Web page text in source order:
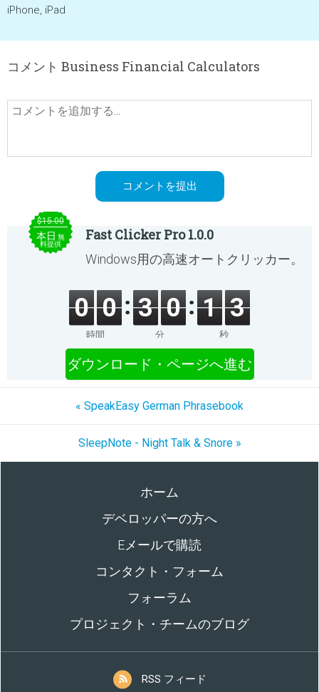
iPhone, iPad
コメント Business Financial Calculators
$15.00
本日 無
料提供
Fast Clicker Pro 1.0.0
Windows用の高速オートクリッカー。
0 0
時間
3 0
分
1 3
秒
ダウンロード・ページへ進む
« SpeakEasy German Phrasebook
SleepNote - Night Talk & Snore »
ホーム
デベロッパーの方へ
Eメールで購読
コンタクト・フォーム
フォーラム
プロジェクト・チームのブログ
RSS フィード